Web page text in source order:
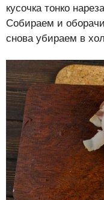
кусочка тонко
Собираем и
снова убираем в